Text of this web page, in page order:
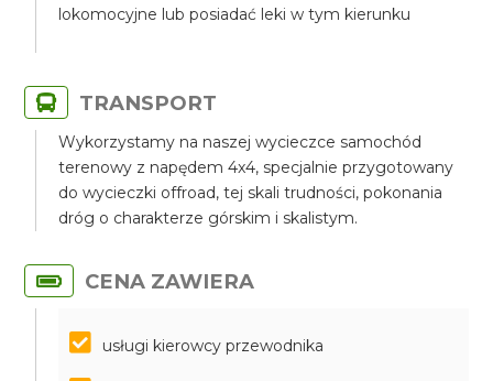
lokomocyjne lub posiadać leki w tym kierunku
TRANSPORT
Wykorzystamy na naszej wycieczce samochód
terenowy z napędem 4x4, specjalnie przygotowany
do wycieczki offroad, tej skali trudności, pokonania
dróg o charakterze górskim i skalistym.
CENA ZAWIERA
usługi kierowcy przewodnika